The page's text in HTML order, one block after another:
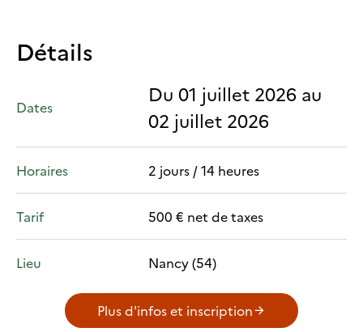
Détails
Dates
Du 01 juillet 2026 au
02 juillet 2026
Horaires 2 jours / 14 heures
Tarif 500 € net de taxes
Lieu Nancy (54)
Plus d'infos et inscription